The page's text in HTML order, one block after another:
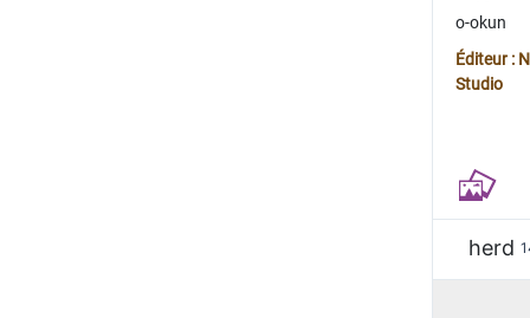
o-okun
Éditeur :
Studio
herd